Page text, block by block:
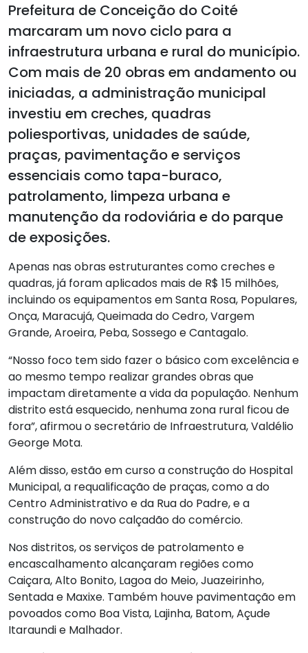
Prefeitura de Conceição do Coité
marcaram um novo ciclo para a
infraestrutura urbana e rural do município.
Com mais de 20 obras em andamento ou
iniciadas, a administração municipal
investiu em creches, quadras
poliesportivas, unidades de saúde,
praças, pavimentação e serviços
essenciais como tapa-buraco,
patrolamento, limpeza urbana e
manutenção da rodoviária e do parque
de exposições.
Apenas nas obras estruturantes como creches e
quadras, já foram aplicados mais de R$ 15 milhões,
incluindo os equipamentos em Santa Rosa, Populares,
Onça, Maracujá, Queimada do Cedro, Vargem
Grande, Aroeira, Peba, Sossego e Cantagalo.
“Nosso foco tem sido fazer o básico com excelência e
ao mesmo tempo realizar grandes obras que
impactam diretamente a vida da população. Nenhum
distrito está esquecido, nenhuma zona rural ficou de
fora”, afirmou o secretário de Infraestrutura, Valdélio
George Mota.
Além disso, estão em curso a construção do Hospital
Municipal, a requalificação de praças, como a do
Centro Administrativo e da Rua do Padre, e a
construção do novo calçadão do comércio.
Nos distritos, os serviços de patrolamento e
encascalhamento alcançaram regiões como
Caiçara, Alto Bonito, Lagoa do Meio, Juazeirinho,
Sentada e Maxixe. Também houve pavimentação em
povoados como Boa Vista, Lajinha, Batom, Açude
Itaraundi e Malhador.